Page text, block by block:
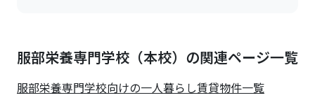
服部栄養専門学校（本校）の関連ページ一覧
服部栄養専門学校向けの一人暮らし賃貸物件一覧